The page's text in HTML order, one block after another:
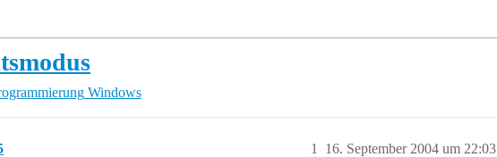
Windows
16. September 2004 um 22:03
1